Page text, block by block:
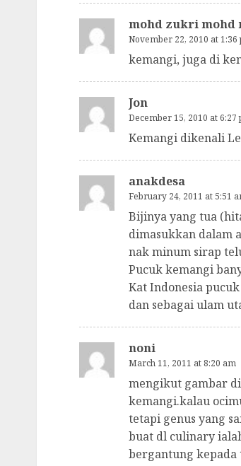
mohd zukri mohd
November 22, 2010 at 1:36
kemangi, juga di
Jon
December 15, 2010 at 6:27
Kemangi dikenali
anakdesa
February 24, 2011 at 5:51
Bijinya yang tua
dimasukkan dalam
nak minum sirap
Pucuk kemangi
Kat Indonesia
dan sebagai ulam
noni
March 11, 2011 at 8:20 am
mengikut gambar
kemangi.kalau
tetapi genus yang
buat dl culinary
bergantung kepada